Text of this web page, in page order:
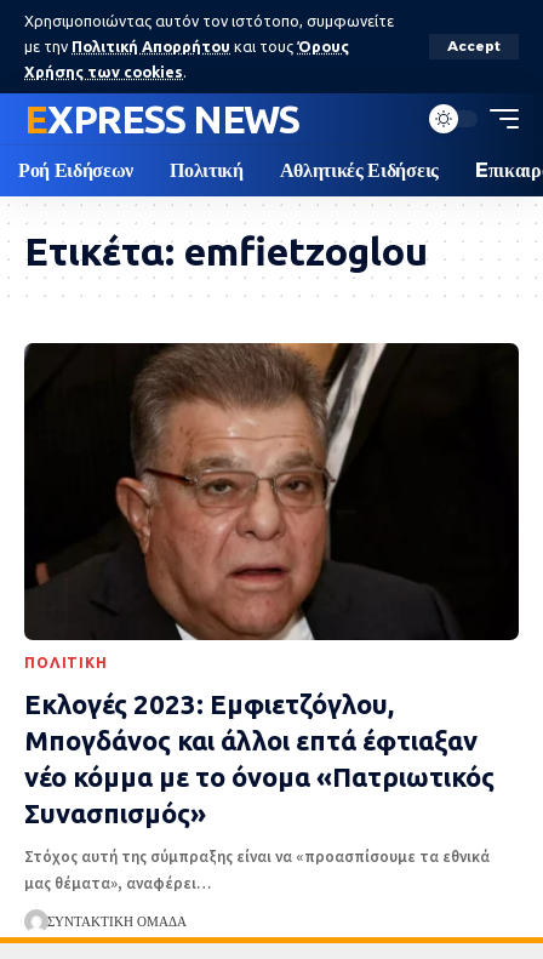
Χρησιμοποιώντας αυτόν τον ιστότοπο, συμφωνείτε
με την Πολιτική Απορρήτου και τους Όρους
Χρήσης των cookies.
Accept
EXPRESS NEWS
Ροή Ειδήσεων Πολιτική Αθλητικές Ειδήσεις
Ετικέτα: emfietzoglou
ΠΟΛΙΤΙΚΉ
Εκλογές 2023: Εμφιετζόγλου,
Μπογδάνος και άλλοι επτά έφτιαξαν
νέο κόμμα με το όνομα «Πατριωτικός
Συνασπισμός»
Στόχος αυτή της σύμπραξης είναι να «προασπίσουμε τα εθνικά
μας θέματα», αναφέρει…
ΣΥΝΤΑΚΤΙΚΉ ΟΜΆΔΑ